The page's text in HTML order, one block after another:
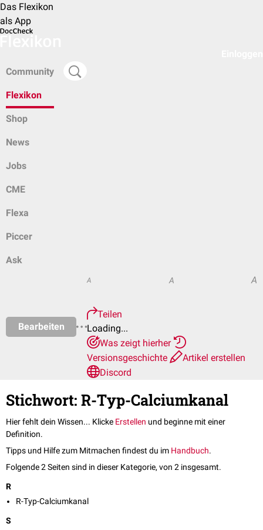
Das Flexikon
als App
Community
Flexikon
Shop
News
Jobs
CME
Flexa
Piccer
Ask
Bearbeiten
A A A
Teilen
Loading...
Was zeigt hierher
Versionsgeschichte
Artikel erstellen
Discord
Stichwort: R-Typ-Calciumkanal
Hier fehlt dein Wissen... Klicke Erstellen und beginne mit einer
Definition.
Tipps und Hilfe zum Mitmachen findest du im Handbuch.
Folgende 2 Seiten sind in dieser Kategorie, von 2 insgesamt.
R
R-Typ-Calciumkanal
S